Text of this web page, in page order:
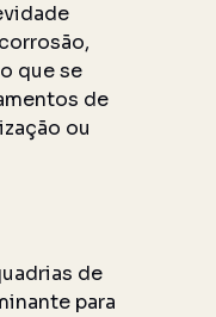
que se
de
ou
de
para